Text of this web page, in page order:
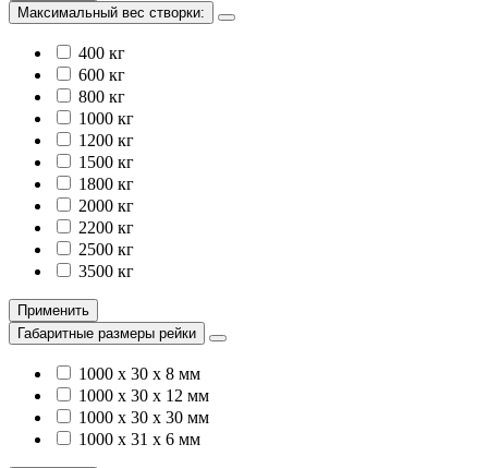
Максимальный вес створки:
400 кг
600 кг
800 кг
1000 кг
1200 кг
1500 кг
1800 кг
2000 кг
2200 кг
2500 кг
3500 кг
Применить
Габаритные размеры рейки
1000 х 30 х 8 мм
1000 х 30 х 12 мм
1000 х 30 х 30 мм
1000 х 31 х 6 мм